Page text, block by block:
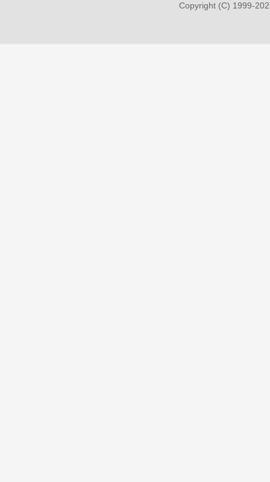
Copyright (C) 1999-